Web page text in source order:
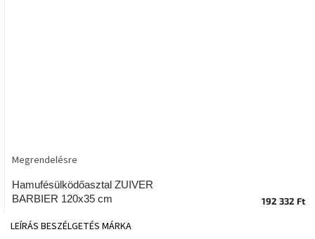
Belső
tavaszi
színekben
Tavasz
Hamufésülködőasztal ZUIVER
BARBIER 120x35 cm
Megrendelésre
192 332 Ft
LEÍRÁS BESZÉLGETÉS MÁRKA